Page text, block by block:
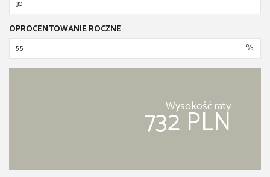
OPROCENTOWANIE ROCZNE
%
Wysokość raty
732 PLN